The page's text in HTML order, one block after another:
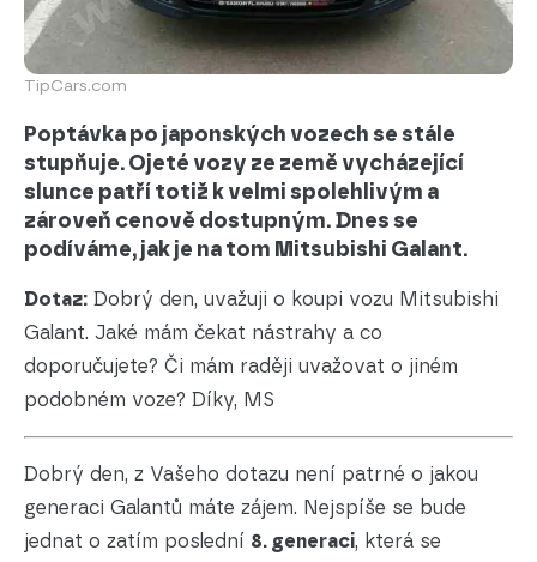
TipCars.com
Poptávka po japonských vozech se stále
stupňuje. Ojeté vozy ze země vycházející
slunce patří totiž k velmi spolehlivým a
zároveň cenově dostupným. Dnes se
podíváme, jak je na tom Mitsubishi Galant.
Dotaz: Dobrý den, uvažuji o koupi vozu Mitsubishi
Galant. Jaké mám čekat nástrahy a co
doporučujete? Či mám raději uvažovat o jiném
podobném voze? Díky, MS
Dobrý den, z Vašeho dotazu není patrné o jakou
generaci Galantů máte zájem. Nejspíše se bude
jednat o zatím poslední 8. generaci, která se